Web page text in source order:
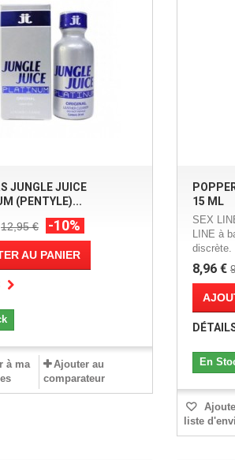
JUNGLE JUICE
(PENTYLE)...
12,95 € -10%
AU PANIER
à ma
Ajouter au
comparateur
15 ML
SEX
LINE à
discrète.
8,96 €
En
liste